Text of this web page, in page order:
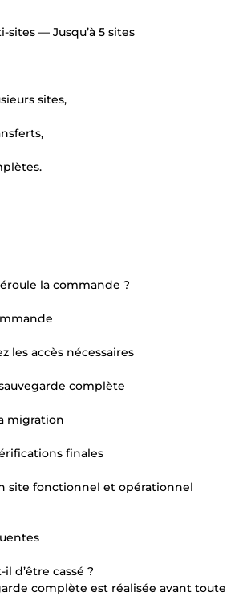
— Jusqu’à 5 sites
sites,
la commande ?
les accès nécessaires
complète
migration
finales
site fonctionnel et opérationnel
d’être cassé ?
complète est réalisée avant toute